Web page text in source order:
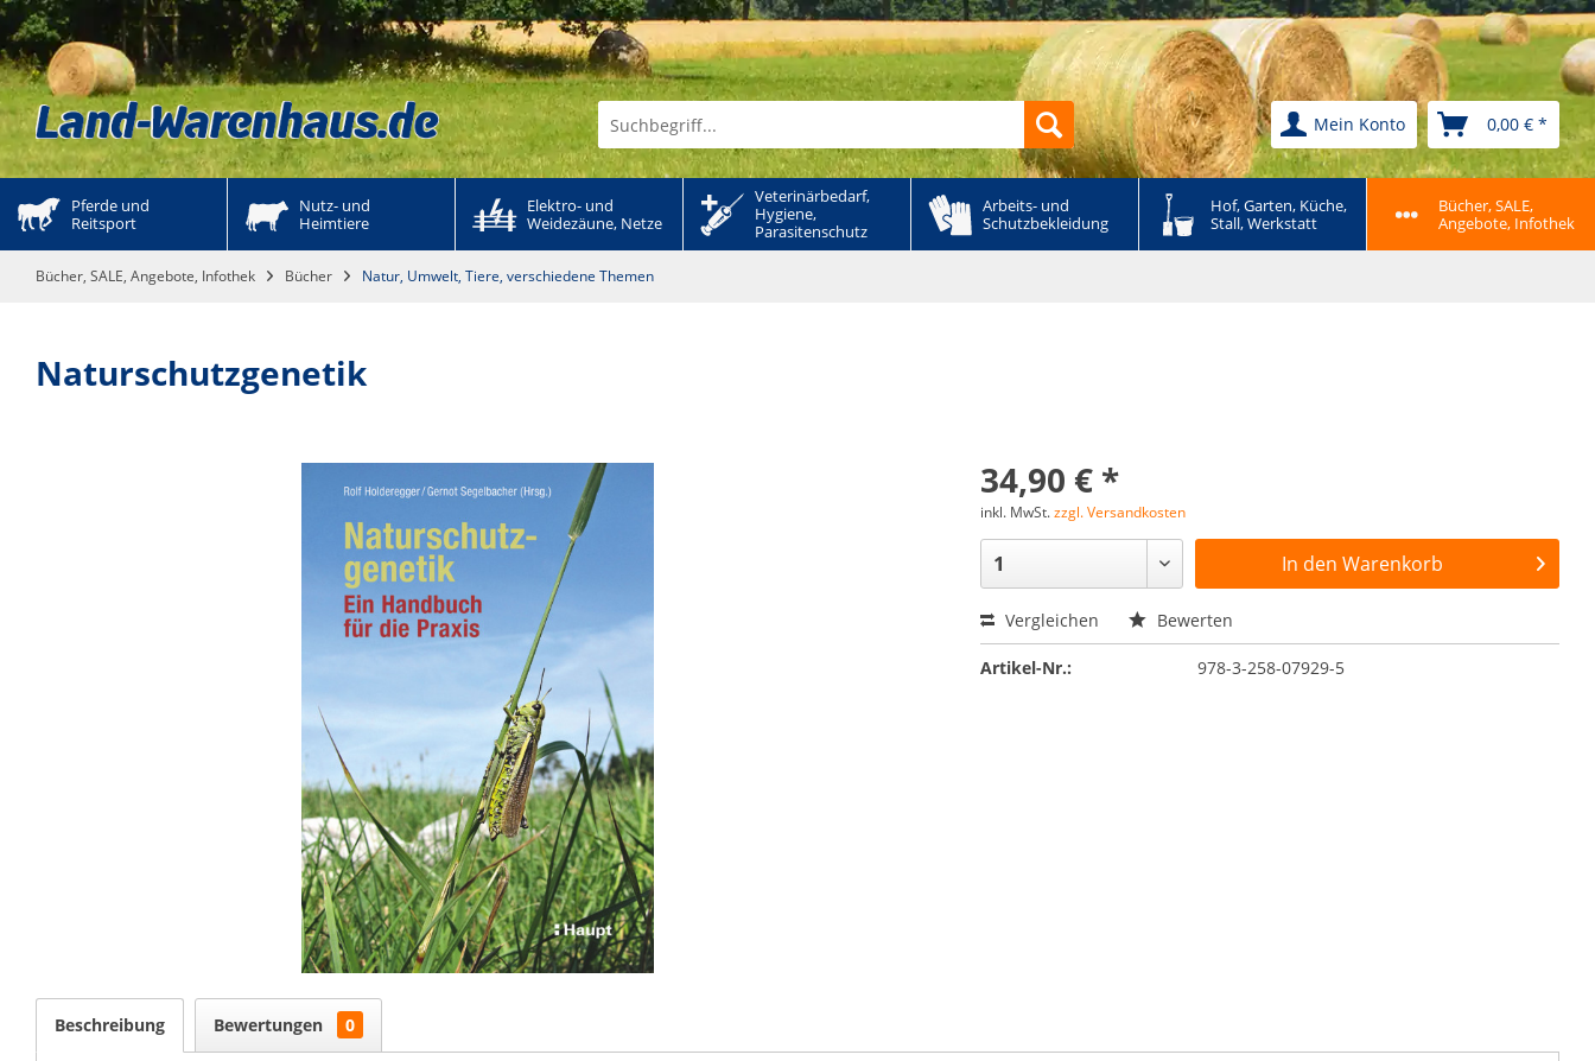
Mein Konto 0,00 € *
Pferde und
Reitsport
Nutz- und
Heimtiere
Elektro- und
Weidezäune, Netze
Veterinärbedarf,
Hygiene,
Parasitenschutz
Arbeits- und
Schutzbekleidung
Hof, Garten, Küche,
Stall, Werkstatt
Bücher, SALE,
Angebote, Infothek
Bücher, SALE, Angebote, Infothek Bücher Natur, Umwelt, Tiere, verschiedene Themen
Naturschutzgenetik
34,90 € *
inkl. MwSt.zzgl. Versandkosten
In den Warenkorb
Vergleichen Bewerten
Artikel-Nr.: 978-3-258-07929-5
Beschreibung Bewertungen 0